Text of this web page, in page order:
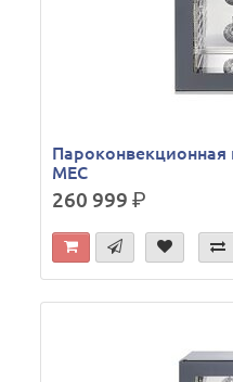
Пароконвекционная
MEC
260 999р.